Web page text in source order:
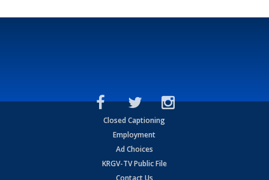
Closed Captioning
Employment
Ad Choices
KRGV-TV Public File